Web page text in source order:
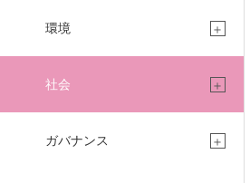
環境
社会
ガバナンス